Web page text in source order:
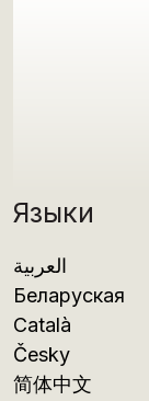
Языки
العربية
Беларуская
Català
Česky
简体中文